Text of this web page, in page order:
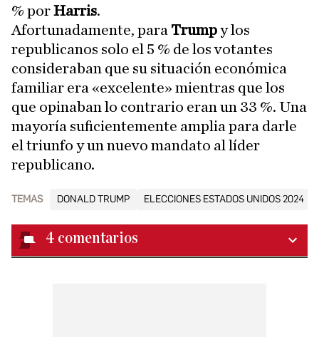
% porHarris.
Afortunadamente, para Trumpy los
republicanos solo el 5 % de los votantes
consideraban que su situación económica
familiar era «excelente» mientras que los
que opinaban lo contrario eran un 33 %. Una
mayoría suficientemente amplia para darle
el triunfo y un nuevo mandato al líder
republicano.
TEMAS DONALD TRUMP ELECCIONES ESTADOS UNIDOS 2024
4 comentarios